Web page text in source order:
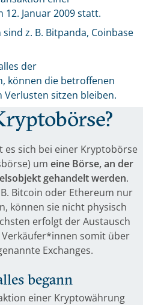
Januar 2009 statt.
z. B. Bitpanda, Coinbase
der
können die betroffenen
sitzen bleiben.
es sich bei einer Kryptobörse
um eine Börse, an der
gehandelt werden.
Bitcoin oder Ethereum nur
können sie nicht physisch
erfolgt der Austausch
somit über
Exchanges.
begann
einer Kryptowährung